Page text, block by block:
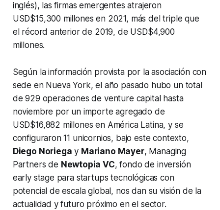
inglés), las firmas emergentes atrajeron
USD$15,300 millones en 2021, más del triple que
el récord anterior de 2019, de USD$4,900
millones.
Según la información provista por la asociación con
sede en Nueva York, el año pasado hubo un total
de 929 operaciones de venture capital hasta
noviembre por un importe agregado de
USD$16,882 millones en América Latina, y se
configuraron 11 unicornios, bajo este contexto,
Diego Noriega y Mariano Mayer, Managing
Partners de Newtopia VC, fondo de inversión
early stage para startups tecnológicas con
potencial de escala global, nos dan su visión de la
actualidad y futuro próximo en el sector.